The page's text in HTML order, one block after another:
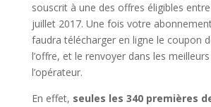
souscrit à une des offres éligibles
juillet 2017. Une fois votre
faudra télécharger en ligne le coupon
l’offre, et le renvoyer dans les
l’opérateur.
En effet, seules les 340 premières